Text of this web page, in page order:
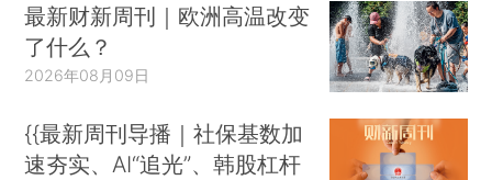
最新财新周刊｜欧洲高温改变
了什么？
2026年08月09日
{{最新周刊导播｜社保基数加
速夯实、AI“追光”、韩股杠杆